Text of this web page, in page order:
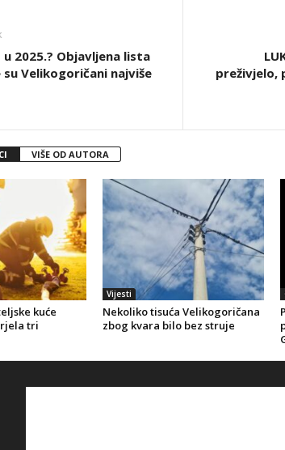
2025.? Objavljena lista
Velikogoričani najviše
preživjelo,
VIŠE OD AUTORA
kuće
tri
Vijesti
Nekoliko tisuća Velikogoričana
zbog kvara bilo bez struje